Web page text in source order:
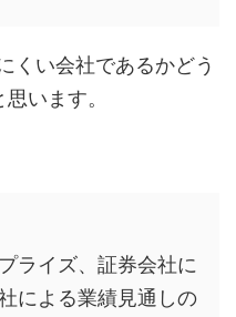
くい会社であるかどう
います。
ライズ、証券会社に
による業績見通しの